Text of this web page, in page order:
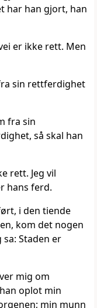
har han gjort, han
er ikke rett. Men
sin rettferdighet
fra sin
så skal han
rett. Jeg vil
hans ferd.
i den tiende
kom det nogen
Staden er
mig om
oplot min
min munn